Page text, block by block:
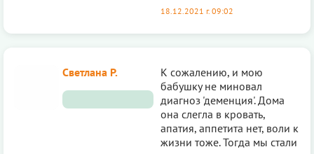
18.12.2021 г. 09:02
Светлана Р.
К сожалению, и мою
бабушку не миновал
диагноз 'деменция'. Дома
она слегла в кровать,
апатия, аппетита нет, воли к
жизни тоже. Тогда мы стали